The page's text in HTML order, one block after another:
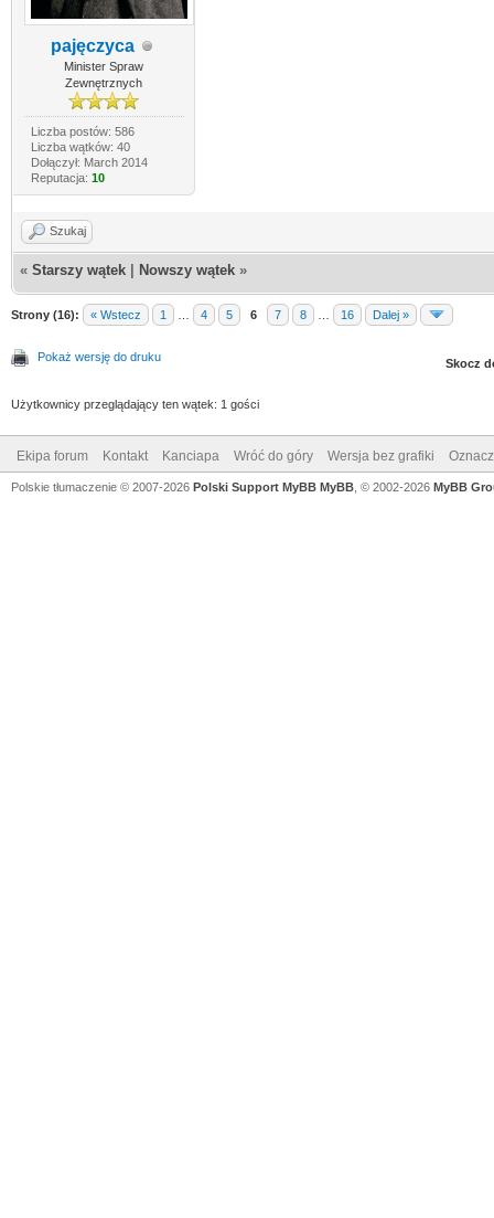
pajęczyca
Minister Spraw
Zewnętrznych
Liczba postów: 586
Liczba wątków: 40
Dołączył: March 2014
Reputacja: 10
Szukaj
« Starszy wątek Nowszy wątek »
Strony (16): « Wstecz 1 4 5 6 7 8 16 Dalej »
Pokaż wersję do druku Skocz
Użytkownicy przeglądający ten wątek: 1 gości
Ekipa forum Kontakt Kanciapa Wróć do góry Wersja bez grafiki
Polskie tłumaczenie © 2007-2026 Polski Support MyBB MyBB , © 2002-2026 MyBB